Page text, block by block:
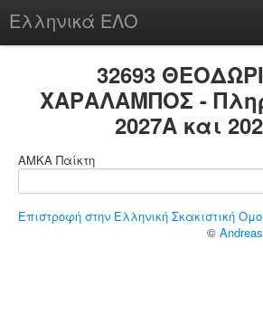
Ελληνικά ΕΛΟ
32693
ΧΑΡΑΛΑΜΠΟΣ -
2027A και
ΑΜΚΑ Παίκτη
Επιστροφή στην Ελληνική Σκακιστική
©